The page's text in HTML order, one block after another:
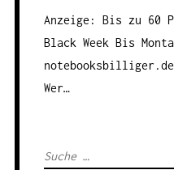
Anzeige: Bis zu 60
Black Week Bis
Wer…
S